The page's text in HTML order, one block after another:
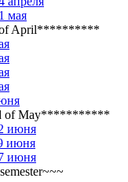
мая
April**********
May***********
июня
июня
июня